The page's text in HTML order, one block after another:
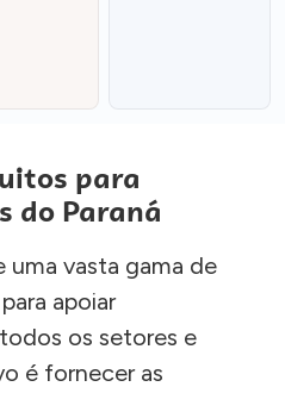
para
do Paraná
uma vasta gama de
apoiar
os setores e
é fornecer as